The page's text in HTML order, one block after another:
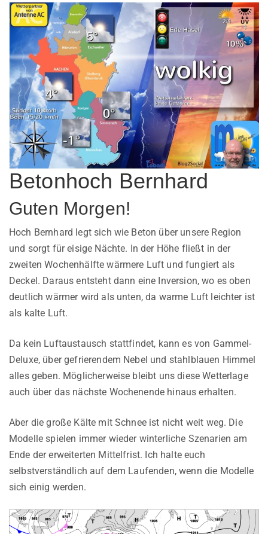
Betonhoch Bernhard
Guten Morgen!
Hoch Bernhard legt sich wie Beton über unsere Region
und sorgt für eisige Nächte. In der Höhe fließt in der
zweiten Wochenhälfte wärmere Luft und fungiert als
Deckel. Daraus entsteht dann eine Inversion, wo es oben
deutlich wärmer wird als unten, da warme Luft leichter ist
als kalte Luft.
Da kein Luftaustausch stattfindet, kann es von Gammel-
Deluxe, über gefrierendem Nebel und stahlblauen Himmel
alles geben. Möglicherweise bleibt uns diese Wetterlage
auch über das nächste Wochenende hinaus erhalten.
Aber die große Kälte mit Schnee ist nicht weit weg. Die
Modelle spielen immer wieder winterliche Szenarien am
Ende der erweiterten Mittelfrist. Ich halte euch
selbstverständlich auf dem Laufenden, wenn die Modelle
sich einig werden.